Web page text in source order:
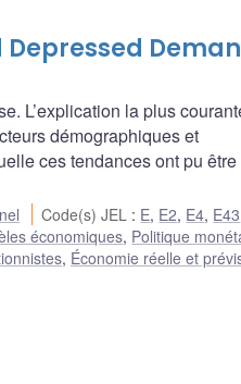
L’explication la plus
démographiques et
ces tendances ont pu être
Code(s) JEL : E, E2, E4, E43
économiques, Politique
, Économie réelle et